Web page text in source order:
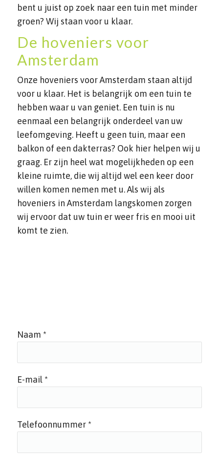
bent u juist op zoek naar een tuin met minder
groen? Wij staan voor u klaar.
De hoveniers voor
Amsterdam
Onze hoveniers voor Amsterdam staan altijd
voor u klaar. Het is belangrijk om een tuin te
hebben waar u van geniet. Een tuin is nu
eenmaal een belangrijk onderdeel van uw
leefomgeving. Heeft u geen tuin, maar een
balkon of een dakterras? Ook hier helpen wij u
graag. Er zijn heel wat mogelijkheden op een
kleine ruimte, die wij altijd wel een keer door
willen komen nemen met u. Als wij als
hoveniers in Amsterdam langskomen zorgen
wij ervoor dat uw tuin er weer fris en mooi uit
komt te zien.
Naam *
E-mail *
Telefoonnummer *